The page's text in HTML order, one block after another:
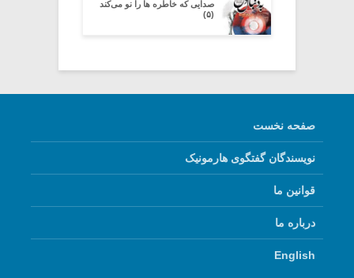
صدایی که خاطره ها را نو می‌کند
(۵)
صفحه نخست
نویسندگان گفتگوی هارمونیک
قوانین ما
درباره ما
English